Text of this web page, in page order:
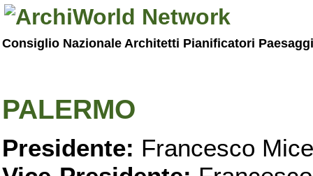
Consiglio Nazionale Architetti Pianificatori
PALERMO
Presidente: Francesco